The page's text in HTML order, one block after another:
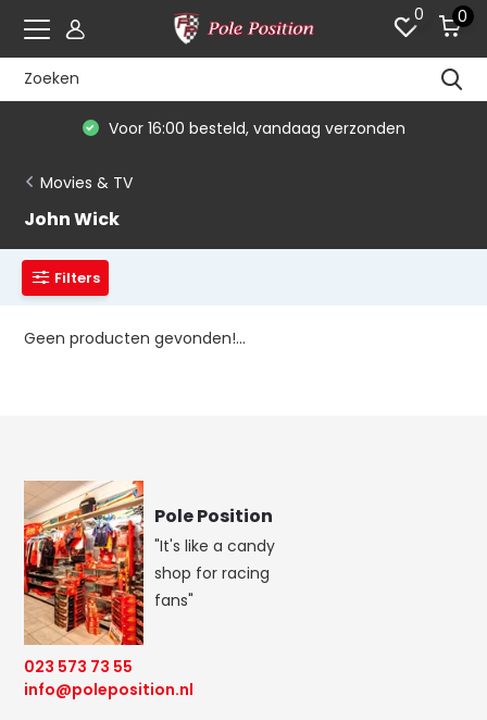
0 0
Voor 16:00 besteld, vandaag verzonden
Movies & TV
John Wick
Filters
Geen producten gevonden!...
Pole Position
"It's like a candy
shop for racing
fans"
023 573 73 55
info@poleposition.nl